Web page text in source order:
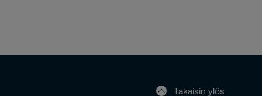
Takaisin ylös